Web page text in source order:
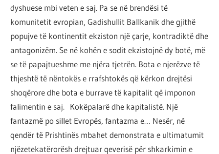
por
çështja
është
që
ta
shndërrosh
atë.
dyshuese mbi veten e saj. Pa se në brendësi të
komunitetit evropian, Gadishullit Ballkanik dhe gjithë
popujve të kontinentit ekziston një çarje, kontradiktë dhe
antagonizëm. Se në kohën e sodit ekzistojnë dy botë, më
se të papajtueshme me njëra tjetrën. Bota e njerëzve të
thjeshtë të nëntokës e rrafshtokës që kërkon drejtësi
shoqërore dhe bota e burrave të kapitalit që imponon
falimentin e saj. Kokëpalarë dhe kapitalistë. Një
fantazmë po sillet Evropës, fantazma e… Nesër, në
qendër të Prishtinës mbahet demonstrata e ultimatumit
njëzetekatërorësh drejtuar qeverisë për shkarkimin e